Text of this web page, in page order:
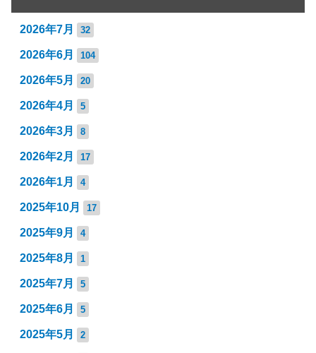
2026年7月 32
2026年6月 104
2026年5月 20
2026年4月 5
2026年3月 8
2026年2月 17
2026年1月 4
2025年10月 17
2025年9月 4
2025年8月 1
2025年7月 5
2025年6月 5
2025年5月 2